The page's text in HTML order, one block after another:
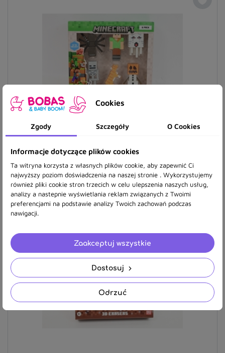
63,80 zł
Cookies
Zgody Szczegóły O Cookies
Informacje dotyczące plików cookies
Ta witryna korzysta z własnych plików cookie, aby zapewnić Ci
najwyższy poziom doświadczenia na naszej stronie . Wykorzystujemy
również pliki cookie stron trzecich w celu ulepszenia naszych usług,
analizy a nastepnie wyświetlania reklam związanych z Twoimi
preferencjami na podstawie analizy Twoich zachowań podczas
nawigacji.
Odrzuć
Dostosuj
Zaakceptuj wszystkie